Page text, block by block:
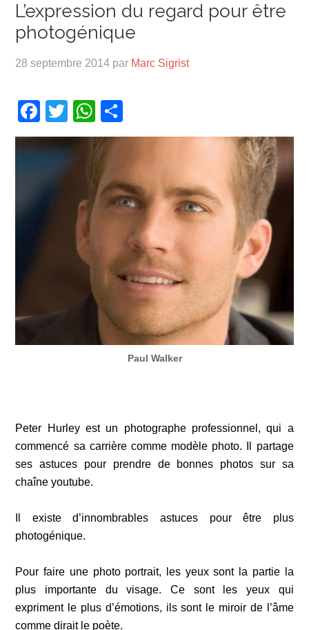
L’expression du regard pour être
photogénique
28 septembre 2014 par Marc Sigrist
Facebook
TwitterWhatsApp
Paul Walker
Peter Hurley est un photographe professionnel, qui a
commencé sa carrière comme modèle photo. Il partage
ses astuces pour prendre de bonnes photos sur sa
chaîne youtube.
Il existe d’innombrables astuces pour être plus
photogénique.
Pour faire une photo portrait, les yeux sont la partie la
plus importante du visage. Ce sont les yeux qui
expriment le plus d’émotions, ils sont le miroir de l’âme
comme dirait le poète.